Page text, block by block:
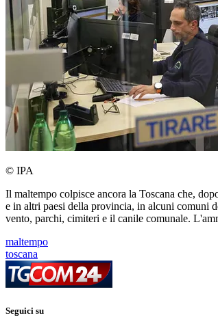
© IPA
Il maltempo colpisce ancora la Toscana che,
e in altri paesi della provincia, in alcuni comuni
vento, parchi, cimiteri e il canile comunale.
maltempo
toscana
Seguici su